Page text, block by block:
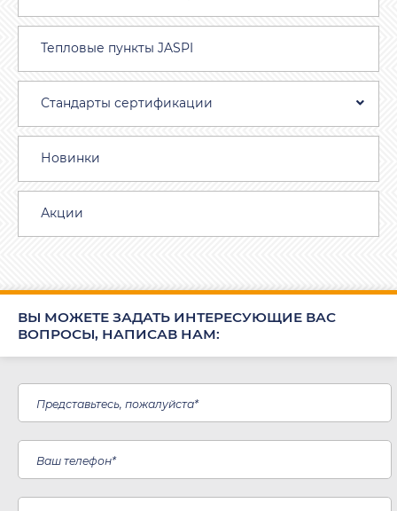
Тепловые пункты JASPI
Стандарты сертификации
Новинки
Акции
ВЫ МОЖЕТЕ ЗАДАТЬ ИНТЕРЕСУЮЩИЕ ВАС
ВОПРОСЫ, НАПИСАВ НАМ: